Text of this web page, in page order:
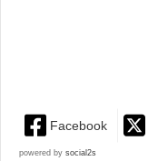
Facebook
powered by social2s